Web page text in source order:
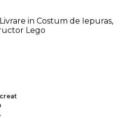
in Costum de Iepuras,
Lego